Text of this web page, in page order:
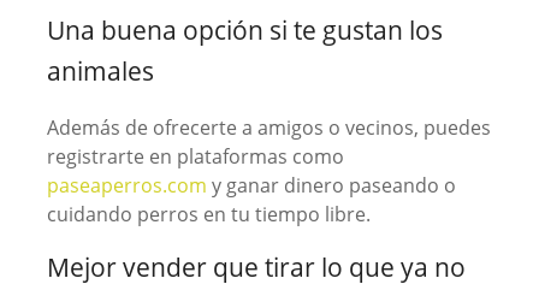
Una buena opción si te gustan los
animales
Además de ofrecerte a amigos o vecinos, puedes
registrarte en plataformas como
paseaperros.com y ganar dinero paseando o
cuidando perros en tu tiempo libre.
Mejor vender que tirar lo que ya no